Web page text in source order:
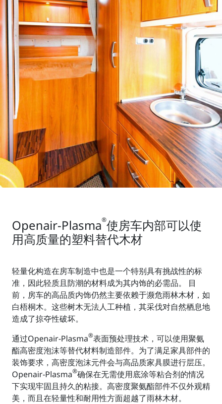
Openair-Plasma®使房车内部可以使
用高质量的塑料替代木材
轻量化构造在房车制造中也是一个特别具有挑战性的标
准，因此轻质且防潮的材料成为其内饰的必需品。 目
前，房车的高品质内饰仍然主要依赖于濒危雨林木材，如
白梧桐木。这些树木无法人工种植，其采伐对自然栖息地
造成了掠夺性破坏。
通过Openair-Plasma®表面预处理技术，可以使用聚氨
酯高密度泡沫等替代材料制造部件。为了满足家具部件的
装饰要求，高密度泡沫元件会与高品质家具膜进行层压。
Openair-Plasma®确保在无需使用底涂等粘合剂的情况
下实现牢固且持久的粘接。高密度聚氨酯部件不仅外观精
美，而且在轻量性和耐用性方面超越了雨林木材。